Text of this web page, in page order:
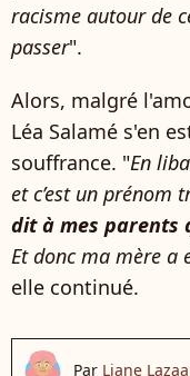
racisme autour de
passer".
Alors, malgré
Léa Salamé s'en
souffrance. "En
et c’est un prénom
dit à mes parents
Et donc ma mère a
elle continué.
Par Liane